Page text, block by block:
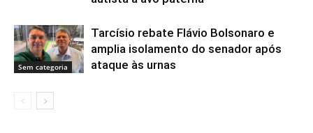
Sem categoria
Tarcísio rebate Flávio Bolsonaro e
amplia isolamento do senador após
ataque às urnas